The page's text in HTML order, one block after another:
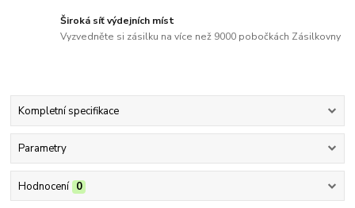
Široká síť výdejních míst
Vyzvedněte si zásilku na více než 9000 pobočkách Zásilkovny
Kompletní specifikace
Parametry
Hodnocení 0